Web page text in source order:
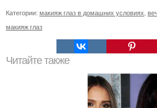
Категории: макияж глаз в домашних условиях
макияж глаз
Читайте также